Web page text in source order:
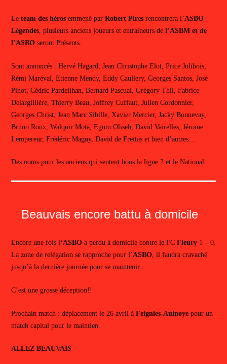
Leteam des hérosemmené par Robert Piresrencontrera l’ASBO
Légendes, plusieurs anciens joueurs et entraineurs de l’ASBM et de
l’ASBOseront Présents.
Sont annoncés : Hervé Hagard, Jean Christophe Elot, Price Jolibois,
Rémi Maréval, Etienne Mendy, Eddy Caullery, Georges Santos, José
Pinot, Cédric Pardeilhan, Bernard Pascual, Grégory Thil, Fabrice
Delargillière, Thierry Beau, Joffrey Cuffaut, Julien Cordonnier,
Georges Christ, Jean Marc Sibille, Xavier Mercier, Jacky Bonnevay,
Bruno Roux, Walquir Mota, Egutu Oliseh, David Vairelles, Jérome
Lempereur, Frédéric Magny, David de Freitas et bien d’autres…
Des noms pour les anciens qui sentent bons la ligue 2 et le National…
Beauvais encore battu à domicile
Encore une fois l‘ASBOa perdu à domicile contre le FC Fleury1 – 0.
La zone de relégation se rapproche pour l’ASBO, il faudra cravaché
jusqu’à la dernière journée pour se maintenir.
C’est une grosse déception!!
Prochain match : déplacement le 26 avril à Feignies-Aulnoyepour un
match capital pour le maintien.
ALLEZ BEAUVAIS